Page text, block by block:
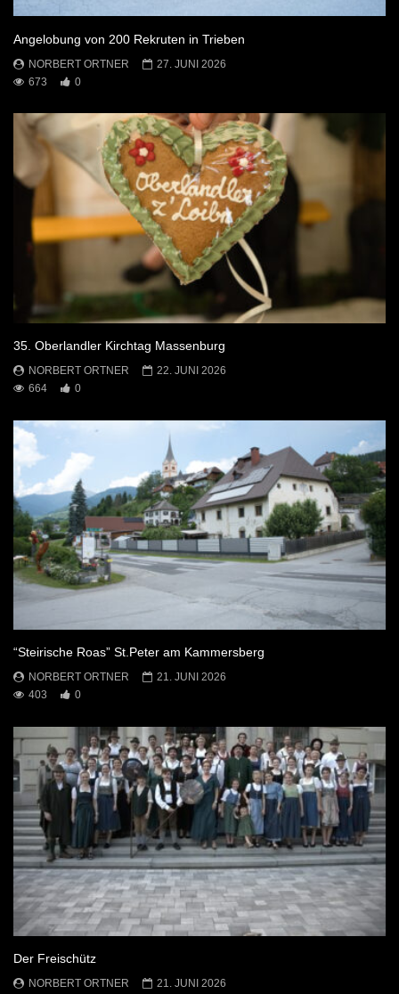
Angelobung von 200 Rekruten in Trieben
NORBERT ORTNER
27. JUNI 2026
673
0
35. Oberlandler Kirchtag Massenburg
NORBERT ORTNER
22. JUNI 2026
664
0
“Steirische Roas” St.Peter am Kammersberg
NORBERT ORTNER
21. JUNI 2026
403
0
Der Freischütz
NORBERT ORTNER
21. JUNI 2026